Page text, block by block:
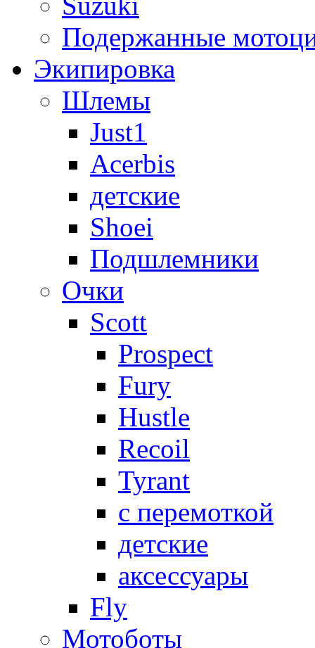
Подержанные
Экипировка
Шлемы
Just1
Acerbis
детские
Shoei
Подшлемники
Очки
Scott
Prospect
Fury
Hustle
Recoil
Tyrant
с перемоткой
детские
аксессуары
Fly
Мотоботы